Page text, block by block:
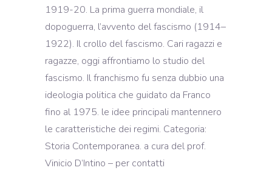
1919-20. La prima guerra mondiale, il
dopoguerra, l’avvento del fascismo (1914–
1922). Il crollo del fascismo. Cari ragazzi e
ragazze, oggi affrontiamo lo studio del
fascismo. Il franchismo fu senza dubbio una
ideologia politica che guidato da Franco
fino al 1975. le idee principali mantennero
le caratteristiche dei regimi. Categoria:
Storia Contemporanea. a cura del prof.
Vinicio D’Intino – per contatti